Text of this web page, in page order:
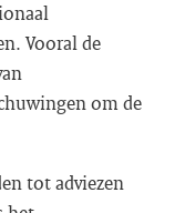
Vooral de
om de
tot adviezen